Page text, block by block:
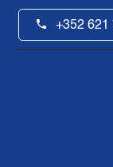
+352 621